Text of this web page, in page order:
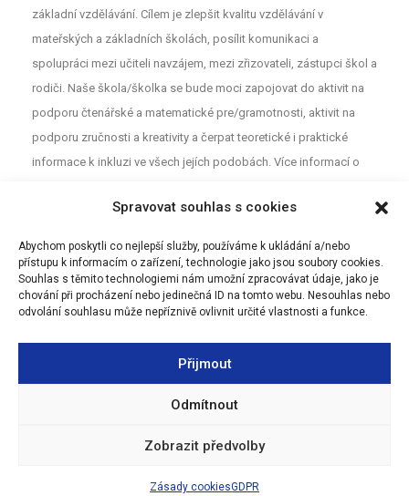
Spravovat souhlas s cookies
Abychom poskytli co nejlepší služby, používáme k ukládání a/nebo
přístupu k informacím o zařízení, technologie jako jsou soubory cookies.
Souhlas s těmito technologiemi nám umožní zpracovávat údaje, jako je
chování při procházení nebo jedinečná ID na tomto webu. Nesouhlas nebo
odvolání souhlasu může nepříznivě ovlivnit určité vlastnosti a funkce.
Přijmout
Odmítnout
Zobrazit předvolby
Zásady cookiesGDPR
základní vzdělávání. Cílem je zlepšit kvalitu vzdělávání v
mateřských a základních školách, posílit komunikaci a
spolupráci mezi učiteli navzájem, mezi zřizovateli, zástupci škol a
rodiči. Naše škola/školka se bude moci zapojovat do aktivit na
podporu čtenářské a matematické pre/gramotnosti, aktivit na
podporu zručnosti a kreativity a čerpat teoretické i praktické
informace k inkluzi ve všech jejích podobách. Více informací o
vzdělávání mezi rodiči, učiteli a dalšími aktéry z Olomouce jsou